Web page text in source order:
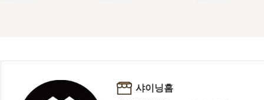
샤이닝홈